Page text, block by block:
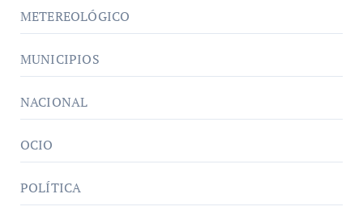
METEREOLÓGICO
MUNICIPIOS
NACIONAL
OCIO
POLÍTICA